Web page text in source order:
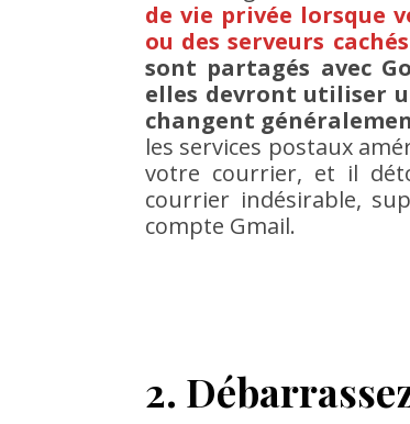
de vie privée lorsque
ou des serveurs
sont partagés avec
elles devront utiliser
changent
les services postaux
votre courrier, et il
courrier indésirable,
compte Gmail.
2.